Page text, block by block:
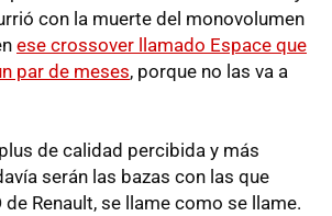
con la muerte del monovolumen
ese crossover llamado Espace que
par de meses, porque no las va a
de calidad percibida y más
serán las bazas con las que
de Renault, se llame como se llame.